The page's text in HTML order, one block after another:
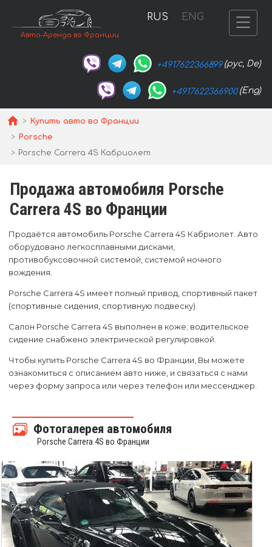
Авто-Аренда во Франции
RUS ENG
+4917622366899 (рус, De)
+4917622366900 (Eng)
Купить авто во Франции
Porsche
Porsche Carrera 4S Кабриолет
Продажа автомобиля Porsche
Carrera 4S во Франции
Продаётся автомобиль Porsche Carrera 4S Кабриолет. Авто
оборудовано легкосплавными дисками,
противобуксовочной системой, системой ночного
вождения.
Porsche Carrera 4S имеет полный привод, спортивный пакет
(спортивные сидения, спортивную подвеску).
Салон Porsche Carrera 4S выполнен в коже; водительское
сидение снабжено электрической регулировкой.
Чтобы купить Porsche Carrera 4S во Франции, Вы можете
ознакомиться с описанием авто ниже, и связаться с нами
через форму запроса или через телефон или мессенджер.
Фотогалерея автомобиля
Porsche Carrera 4S во Франции